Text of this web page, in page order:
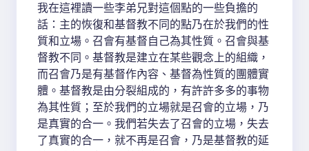
我在這裡讀一些李弟兄對這個點的一些負擔的
話：主的恢復和基督教不同的點乃在於我們的性
質和立場。召會有基督自己為其性質。召會與基
督教不同。基督教是建立在某些觀念上的組織，
而召會乃是有基督作內容、基督為性質的團體實
體。基督教是由分裂組成的，有許許多多的事物
為其性質；至於我們的立場就是召會的立場，乃
是真實的合一。我們若失去了召會的立場，失去
了真實的合一，就不再是召會，乃是基督教的延